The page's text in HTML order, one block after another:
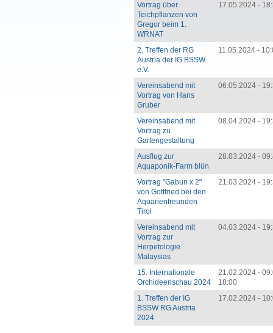
Vortrag über
Teichpflanzen von
Gregor beim 1.
WRNAT
17.05.2024 -
2. Treffen der RG
Austria der IG BSSW
e.V.
11.05.2024 -
Vereinsabend mit
Vortrag von Hans
Gruber
06.05.2024 -
Vereinsabend mit
Vortrag zu
Gartengestaltung
08.04.2024 -
Ausflug zur
Aquaponik-Farm blün
28.03.2024 -
Vortrag "Gabun x 2"
von Gottfried bei den
Aquarienfreunden
Tirol
21.03.2024 -
Vereinsabend mit
Vortrag zur
Herpetologie
Malaysias
04.03.2024 -
15. Internationale
Orchideenschau 2024
21.02.2024 -
18:00
1. Treffen der IG
BSSW RG Austria
2024
17.02.2024 -